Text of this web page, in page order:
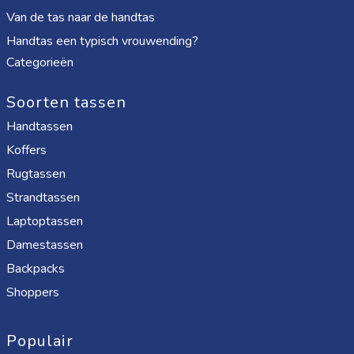
Van de tas naar de handtas
Handtas een typisch vrouwending?
Categorieën
Soorten tassen
Handtassen
Koffers
Rugtassen
Strandtassen
Laptoptassen
Damestassen
Backpacks
Shoppers
Populair